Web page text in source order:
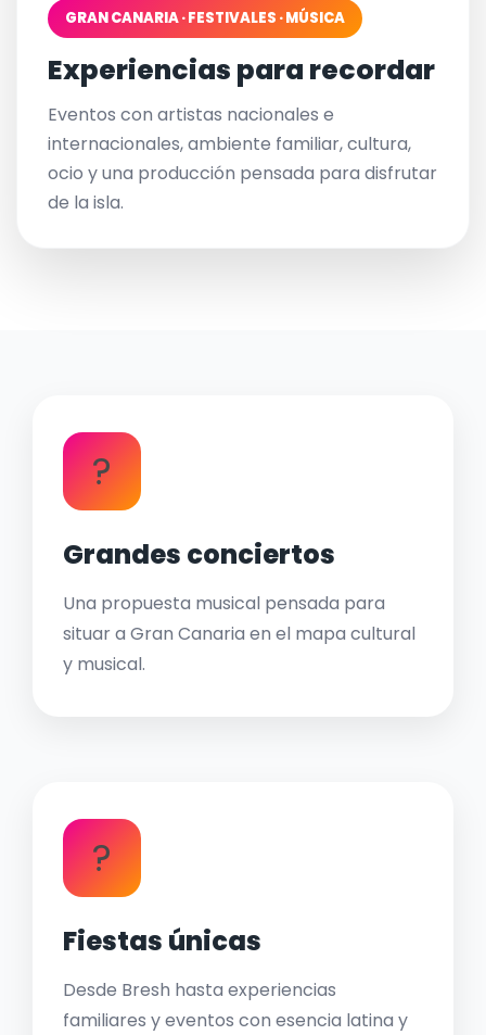
GRAN CANARIA · FESTIVALES · MÚSICA
Experiencias para recordar
Eventos con artistas nacionales e
internacionales, ambiente familiar, cultura,
ocio y una producción pensada para disfrutar
de la isla.
?
Grandes conciertos
Una propuesta musical pensada para
situar a Gran Canaria en el mapa cultural
y musical.
?
Fiestas únicas
Desde Bresh hasta experiencias
familiares y eventos con esencia latina y